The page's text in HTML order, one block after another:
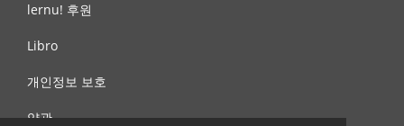
lernu! 후원
Libro
개인정보 보호
약관